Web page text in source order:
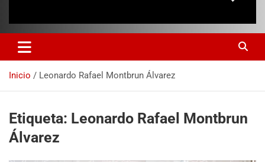
Inicio Leonardo Rafael Montbrun Álvarez
Etiqueta: Leonardo Rafael Montbrun
Álvarez